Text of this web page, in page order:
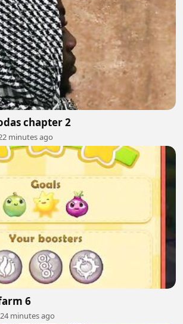
chapter 2
minutes ago
6
24 minutes ago